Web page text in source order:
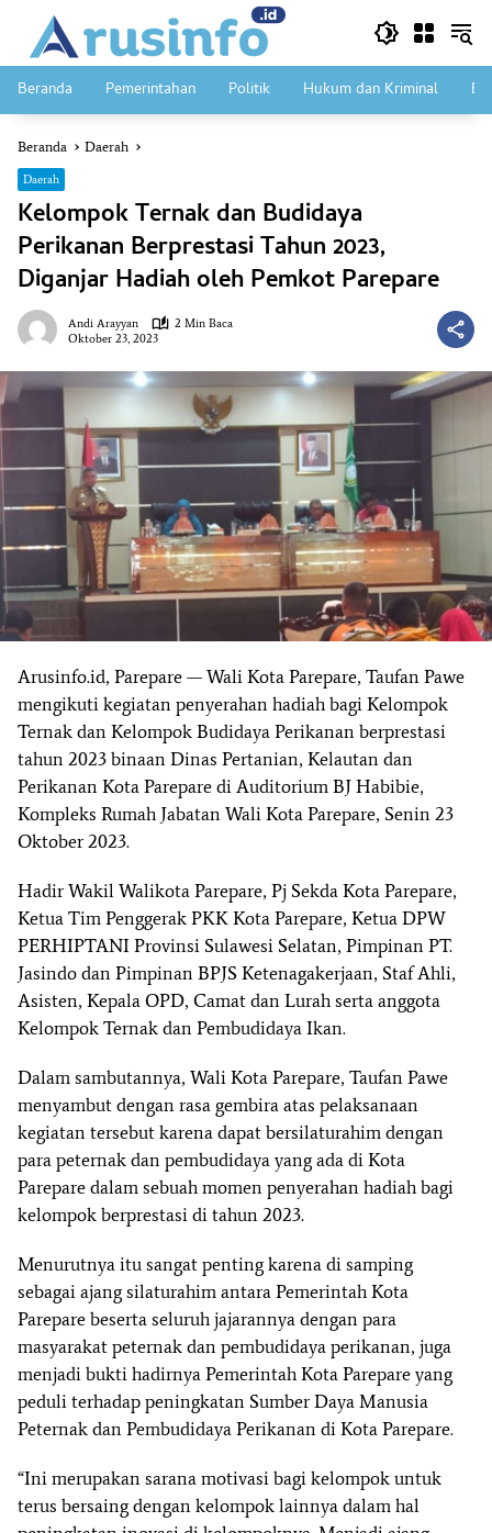
konten
Beranda Pemerintahan Politik Hukum dan Kriminal
Beranda Daerah
Daerah
Kelompok Ternak dan Budidaya
Perikanan Berprestasi Tahun 2023,
Diganjar Hadiah oleh Pemkot Parepare
Andi Arayyan
2 Min Baca
Oktober 23, 2023
Arusinfo.id, Parepare — Wali Kota Parepare, Taufan Pawe
mengikuti kegiatan penyerahan hadiah bagi Kelompok
Ternak dan Kelompok Budidaya Perikanan berprestasi
tahun 2023 binaan Dinas Pertanian, Kelautan dan
Perikanan Kota Parepare di Auditorium BJ Habibie,
Kompleks Rumah Jabatan Wali Kota Parepare, Senin 23
Oktober 2023.
Hadir Wakil Walikota Parepare, Pj Sekda Kota Parepare,
Ketua Tim Penggerak PKK Kota Parepare, Ketua DPW
PERHIPTANI Provinsi Sulawesi Selatan, Pimpinan PT.
Jasindo dan Pimpinan BPJS Ketenagakerjaan, Staf Ahli,
Asisten, Kepala OPD, Camat dan Lurah serta anggota
Kelompok Ternak dan Pembudidaya Ikan.
Dalam sambutannya, Wali Kota Parepare, Taufan Pawe
menyambut dengan rasa gembira atas pelaksanaan
kegiatan tersebut karena dapat bersilaturahim dengan
para peternak dan pembudidaya yang ada di Kota
Parepare dalam sebuah momen penyerahan hadiah bagi
kelompok berprestasi di tahun 2023.
Menurutnya itu sangat penting karena di samping
sebagai ajang silaturahim antara Pemerintah Kota
Parepare beserta seluruh jajarannya dengan para
masyarakat peternak dan pembudidaya perikanan, juga
menjadi bukti hadirnya Pemerintah Kota Parepare yang
peduli terhadap peningkatan Sumber Daya Manusia
Peternak dan Pembudidaya Perikanan di Kota Parepare.
“Ini merupakan sarana motivasi bagi kelompok untuk
terus bersaing dengan kelompok lainnya dalam hal